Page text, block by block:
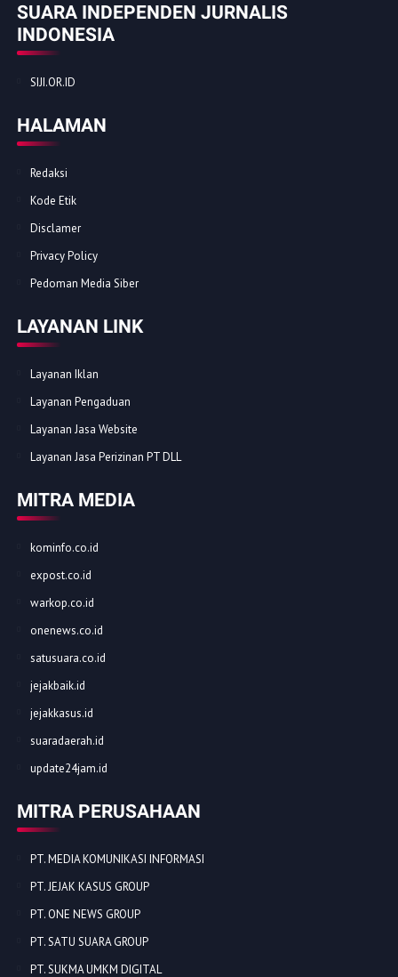
SUARA INDEPENDEN JURNALIS
INDONESIA
SIJI.OR.ID
HALAMAN
Redaksi
Kode Etik
Disclamer
Privacy Policy
Pedoman Media Siber
LAYANAN LINK
Layanan Iklan
Layanan Pengaduan
Layanan Jasa Website
Layanan Jasa Perizinan PT DLL
MITRA MEDIA
kominfo.co.id
expost.co.id
warkop.co.id
onenews.co.id
satusuara.co.id
jejakbaik.id
jejakkasus.id
suaradaerah.id
update24jam.id
MITRA PERUSAHAAN
PT. MEDIA KOMUNIKASI INFORMASI
PT. JEJAK KASUS GROUP
PT. ONE NEWS GROUP
PT. SATU SUARA GROUP
PT. SUKMA UMKM DIGITAL